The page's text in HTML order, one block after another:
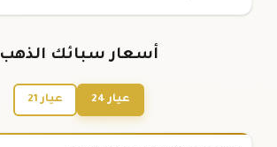
أسعار سبائك الذهب
عيار 24 عيار 21